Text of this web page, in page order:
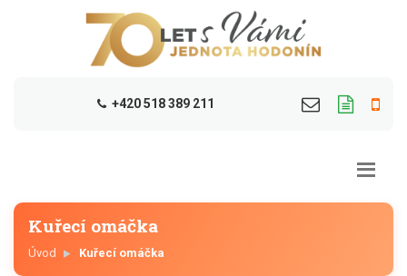
+420 518 389 211
Kuřecí omáčka
Úvod Kuřecí omáčka